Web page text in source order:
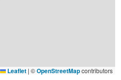
Leaflet | ©OpenStreetMapcontributors